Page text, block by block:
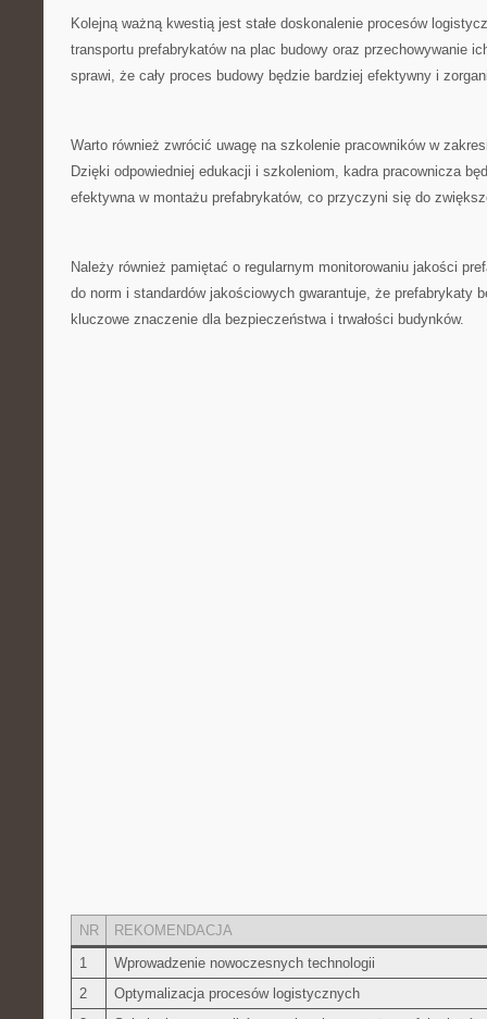
Kolejną ważną kwestią jest stałe doskonalenie‌ procesów
transportu prefabrykatów na plac budowy oraz przechowywanie
sprawi, że cały proces budowy będzie bardziej efektywny i
Warto również ‌zwrócić uwagę na szkolenie pracowników‌ w
Dzięki odpowiedniej edukacji i szkoleniom, kadra pracownicza
efektywna w‍ montażu prefabrykatów, co przyczyni się do
Należy również pamiętać o regularnym monitorowaniu jakości
do norm i standardów⁤ jakościowych ⁣gwarantuje,⁢ że prefabrykaty
kluczowe ​znaczenie dla bezpieczeństwa i ⁣trwałości​ budynków.
NR
REKOMENDACJA
1
Wprowadzenie nowoczesnych technologii
2
Optymalizacja ‍procesów logistycznych